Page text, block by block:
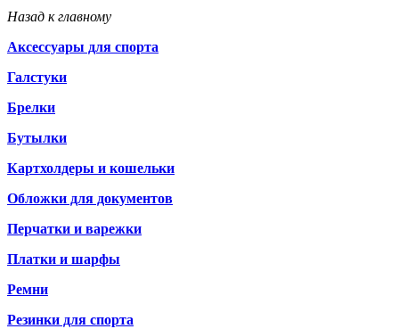
Назад к главному
Аксессуары для спорта
Галстуки
Брелки
Бутылки
Картхолдеры и кошельки
Обложки для документов
Перчатки и варежки
Платки и шарфы
Ремни
Резинки для спорта